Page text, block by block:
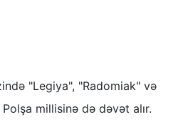
"Legiya", "Radomiak" və
Polşa millisinə də dəvət alır.